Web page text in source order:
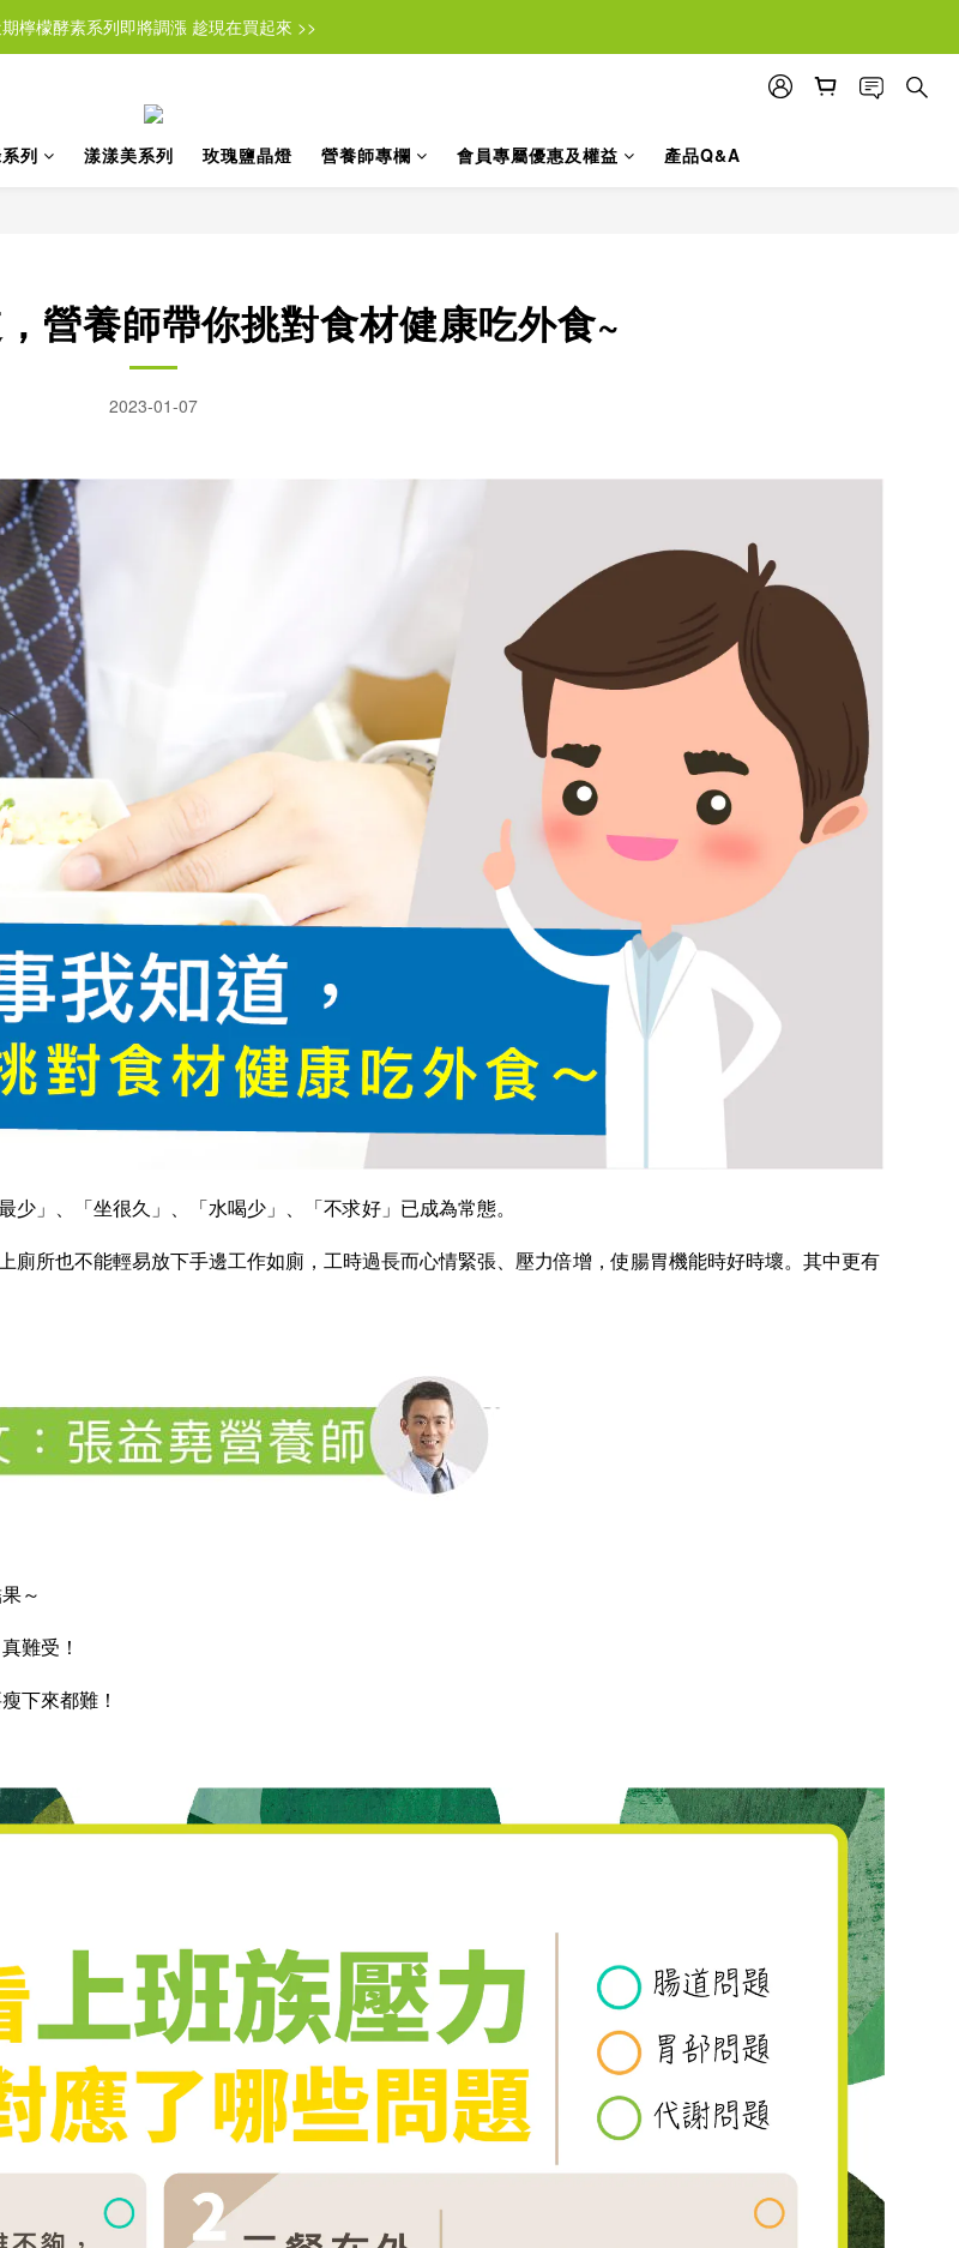
檸檬酵素系列即將調漲 趁現在買起來 >>
檸檬酵素系列即將調漲 趁現在買起來 >>
註冊會員可得首購金$100
列 漾漾美系列 玫瑰鹽晶燈 營養師專欄 會員專屬優惠及權益 產品Q&A
營養師帶你挑對食材健康吃外食~
2023-01-07
」、「坐很久」、「水喝少」、「不求好」已成為常態。
所也不能輕易放下手邊工作如廁，工時過長而心情緊張、壓力倍增，使腸胃機能時好時壞。其中更有
～
難受！
下來都難！